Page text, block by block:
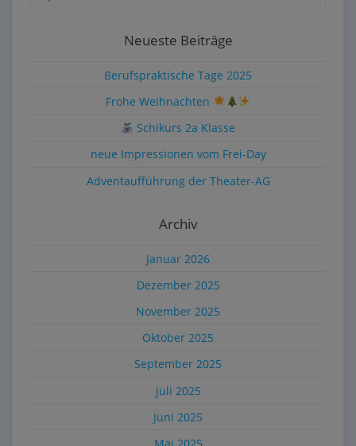
Neueste Beiträge
Berufspraktische Tage 2025
Frohe Weihnachten
Schikurs 2a Klasse
neue Impressionen vom Frei-Day
Adventaufführung der Theater-AG
Archiv
Januar 2026
Dezember 2025
November 2025
Oktober 2025
September 2025
Juli 2025
Juni 2025